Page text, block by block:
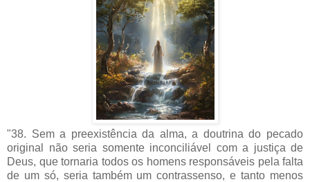
"38. Sem a preexistência da alma, a doutrina do pecado
original não seria somente inconciliável com a justiça de
Deus, que tornaria todos os homens responsáveis pela falta
de um só, seria também um contrassenso, e tanto menos